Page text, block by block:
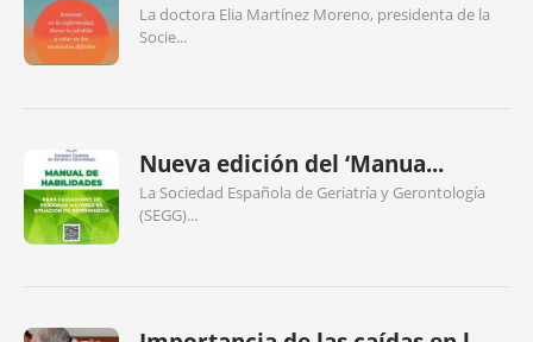
La doctora Elia Martínez Moreno, presidenta de la
Socie...
Nueva edición del ‘Manua...
La Sociedad Española de Geriatría y Gerontología
(SEGG)...